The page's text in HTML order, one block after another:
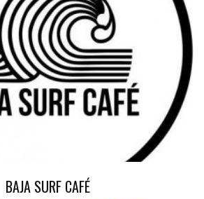
BAJA SURF CAFÉ